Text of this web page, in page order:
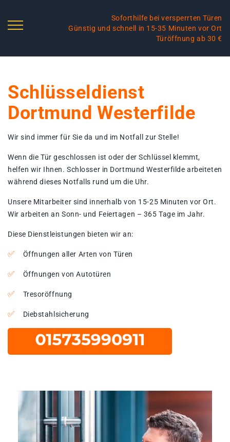
Soforthilfe bei versperrten Türen
Günstig und schnell in 15-35 Minuten vor Ort
Türöffnung ab 30 €
Schlüsseldienst
Dortmund Westerfilde
Wir sind immer für Sie da und im Notfall zur Stelle!
Wenn die Tür geschlossen ist oder der Schlüssel klemmt,
helfen wir Ihnen. Schlosser in Dortmund Westerfilde arbeiteten
während dieses Notfalls rund um die Uhr.
Unsere Mitarbeiter sind innerhalb von 15-25 Minuten vor Ort.
Wir arbeiten an Sonn- und Feiertagen – 365 Tage im Jahr.
Diese Dienstleistungen bieten wir an:
Öffnungen aller Arten von Türen
Öffnungen von Autotüren
Tresoröffnung
Diebstahlsicherung